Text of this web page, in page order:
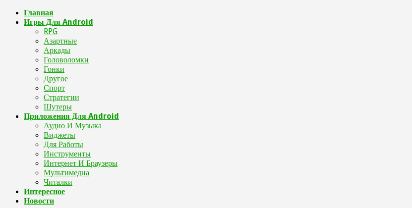
Главная
Игры Для Android
RPG
Азартные
Аркады
Головоломки
Гонки
Другое
Спорт
Стратегии
Шутеры
Приложения Для Android
Аудио И Музыка
Виджеты
Для Работы
Инструменты
Интернет И Браузеры
Мультимедиа
Читалки
Интересное
Новости